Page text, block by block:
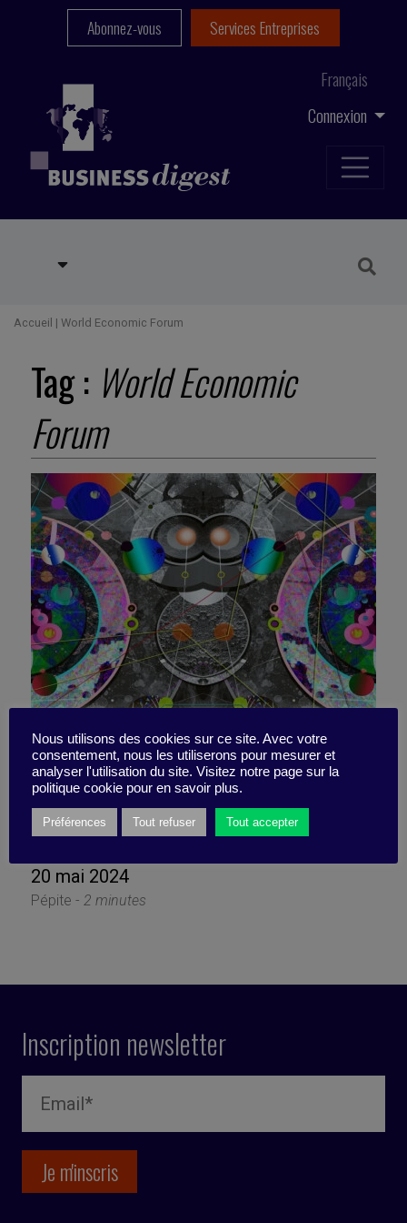
Connexion
Français
Abonnez-vous Services Entreprises
Accueil | World Economic Forum
Tag : World Economic
Forum
La GenIA : Terminator ou
Tremplin
20 mai 2024
Pépite - 2 minutes
Inscription newsletter
Nous utilisons des cookies sur ce site. Avec votre
consentement, nous les utiliserons pour mesurer et
analyser l'utilisation du site. Visitez notre page sur la
politique cookie pour en savoir plus.
Préférences Tout refuser Tout accepter